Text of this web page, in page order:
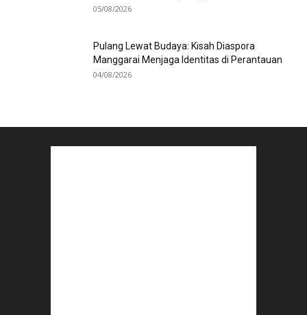
05/08/2026
Pulang Lewat Budaya: Kisah Diaspora
Manggarai Menjaga Identitas di Perantauan
04/08/2026